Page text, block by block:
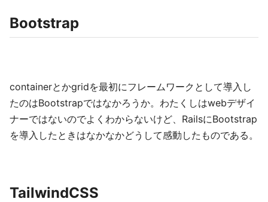
Bootstrap
containerとかgridを最初にフレームワークとして導入し
たのはBootstrapではなかろうか。わたくしはwebデザイ
ナーではないのでよくわからないけど、RailsにBootstrap
を導入したときはなかなかどうして感動したものである。
TailwindCSS